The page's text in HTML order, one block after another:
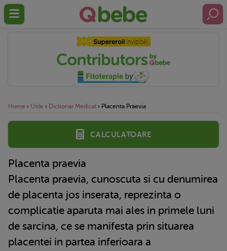
Home › Utile › Dictionar Medical › Placenta Praevia
Calculatoare
Placenta praevia
Placenta praevia, cunoscuta si cu denumirea
de placenta jos inserata, reprezinta o
complicatie aparuta mai ales in primele luni
de sarcina, ce se manifesta prin situarea
placentei in partea inferioara a